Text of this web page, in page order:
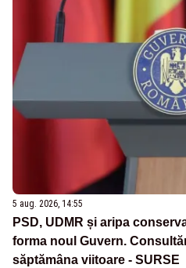
5 aug. 2026, 14:55
PSD, UDMR și aripa
forma noul Guvern.
săptămâna viitoare - SURSE